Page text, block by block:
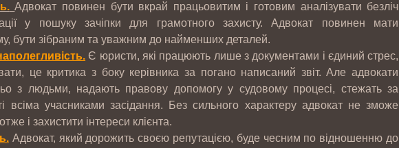
Адвокат повинен бути вкрай працьовитим і готовим аналізувати безліч
у пошуку зачіпки для грамотного захисту. Адвокат повинен мати
бути зібраним та уважним до найменших деталей.
Є юристи, які працюють лише з документами і єдиний стрес,
це критика з боку керівника за погано написаний звіт. Але адвокати
з людьми, надають правову допомогу у судовому процесі, стежать за
всіма учасниками засідання. Без сильного характеру адвокат не зможе
і захистити інтереси клієнта.
Адвокат, який дорожить своєю репутацією, буде чесним по відношенню до